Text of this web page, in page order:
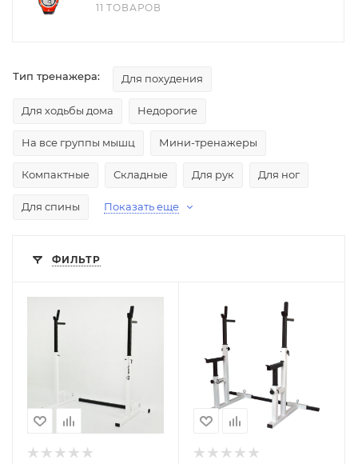
11 ТОВАРОВ
Тип тренажера: Для похудения
Для ходьбы дома Недорогие
На все группы мышц Мини-тренажеры
Компактные Складные Для рук Для ног
Для спины Показать еще
ФИЛЬТР